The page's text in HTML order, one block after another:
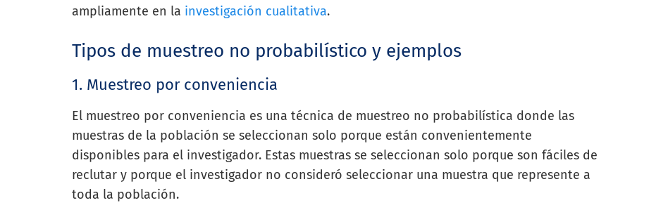
ampliamente en la investigación cualitativa.
Tipos de muestreo no probabilístico y ejemplos
1. Muestreo por conveniencia
El muestreo por conveniencia es una técnica de muestreo no probabilística donde las
muestras de la población se seleccionan solo porque están convenientemente
disponibles para el investigador. Estas muestras se seleccionan solo porque son fáciles de
reclutar y porque el investigador no consideró seleccionar una muestra que represente a
toda la población.